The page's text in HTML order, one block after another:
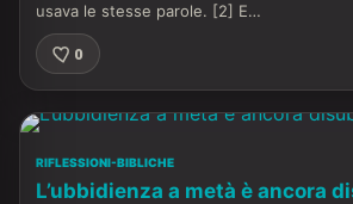
usava le stesse parole. [2] E…
0
RIFLESSIONI-BIBLICHE
L’ubbidienza a metà è ancora